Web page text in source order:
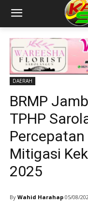
DAERAH
BRMP
TPHP
Percepatan
Mitigasi
2025
By Wahid Harahap 05/08/